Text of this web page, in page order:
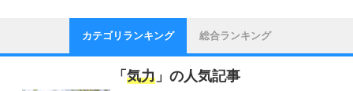
カテゴリランキング 総合ランキング
「 気力 」の人気記事